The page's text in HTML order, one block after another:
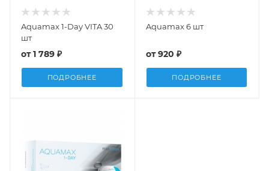
Aquamax 1-Day VITA 30
шт
от1 789 ₽
ПОДРОБНЕЕ
Aquamax 6 шт
от920 ₽
ПОДРОБНЕЕ